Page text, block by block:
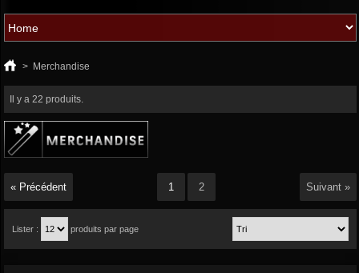
> Merchandise
Il y a 22 produits.
« Précédent 1 2 Suivant »
Lister : produits par page